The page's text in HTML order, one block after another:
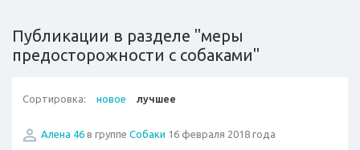
Публикации в разделе "меры
предосторожности с собаками"
Сортировка: новое лучшее
Алена 46 в группе Собаки 16 февраля 2018 года